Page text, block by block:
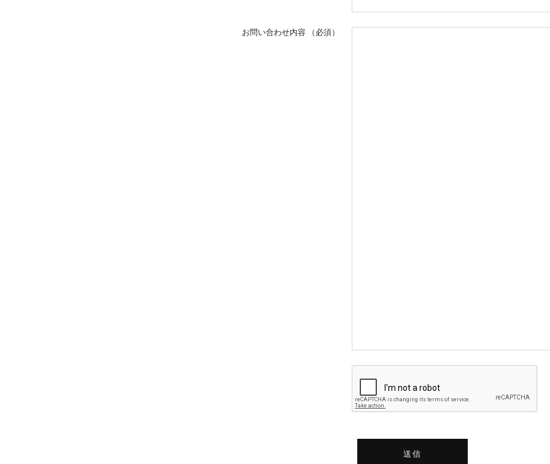
お問い合わせ内容 （必須）